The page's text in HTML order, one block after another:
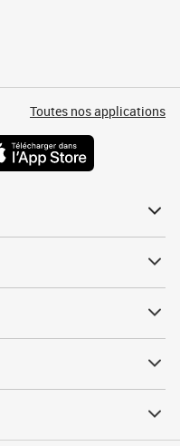
Toutes nos applications